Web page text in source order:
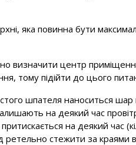
яка повинна бути
визначити центр
тому підійти до цього
шпателя наноситься шар
на деякий час
на деякий час
ретельно стежити за краями